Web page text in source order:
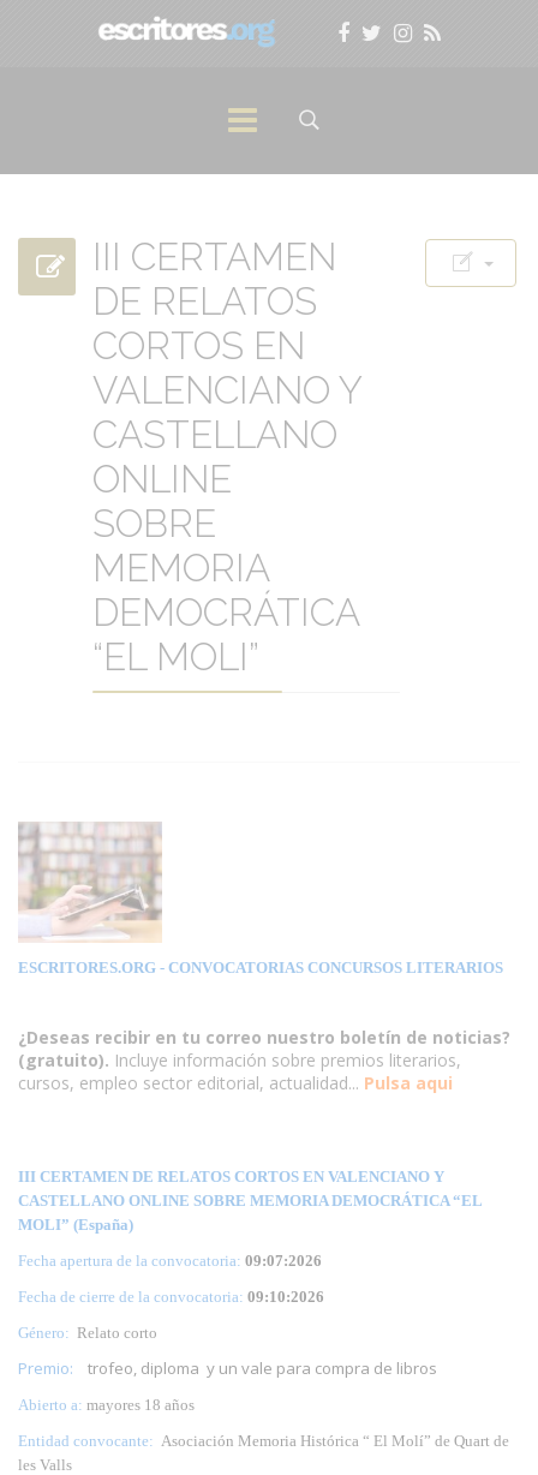
III CERTAMEN
DE RELATOS
CORTOS EN
VALENCIANO Y
CASTELLANO
ONLINE
SOBRE
MEMORIA
DEMOCRÁTICA
“EL MOLI”
ESCRITORES.ORG - CONVOCATORIAS CONCURSOS LITERARIOS
¿Deseas recibir en tu correo nuestro boletín de noticias?
(gratuito). Incluye información sobre premios literarios,
cursos, empleo sector editorial, actualidad... Pulsa aqui
III CERTAMEN DE RELATOS CORTOS EN VALENCIANO Y
CASTELLANO ONLINE SOBRE MEMORIA DEMOCRÁTICA “EL
MOLI” (España)
Fecha apertura de la convocatoria: 09:07:2026
Fecha de cierre de la convocatoria: 09:10:2026
Género: Relato corto
Premio: trofeo, diploma y un vale para compra de libros
Abierto a: mayores 18 años
Entidad convocante: Asociación Memoria Histórica “ El Molí” de Quart de
les Valls